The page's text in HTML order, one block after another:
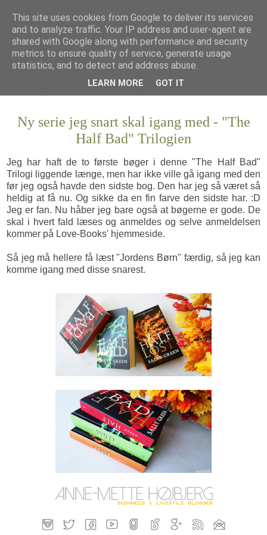
Ny serie jeg snart skal igang med - "The
Half Bad" Trilogien
Jeg har haft de to første bøger i denne "The Half Bad"
Trilogi liggende længe, men har ikke ville gå igang med den
før jeg også havde den sidste bog. Den har jeg så været så
heldig at få nu. Og sikke da en fin farve den sidste har. :D
Jeg er fan. Nu håber jeg bare også at bøgerne er gode. De
skal i hvert fald læses og anmeldes og selve anmeldelsen
kommer på Love-Books' hjemmeside.
Så jeg må hellere få læst "Jordens Børn" færdig, så jeg kan
komme igang med disse snarest.
This site uses cookies from Google to deliver its services
and to analyze traffic. Your IP address and user-agent are
shared with Google along with performance and security
metrics to ensure quality of service, generate usage
statistics, and to detect and address abuse.
LEARN MORE GOT IT